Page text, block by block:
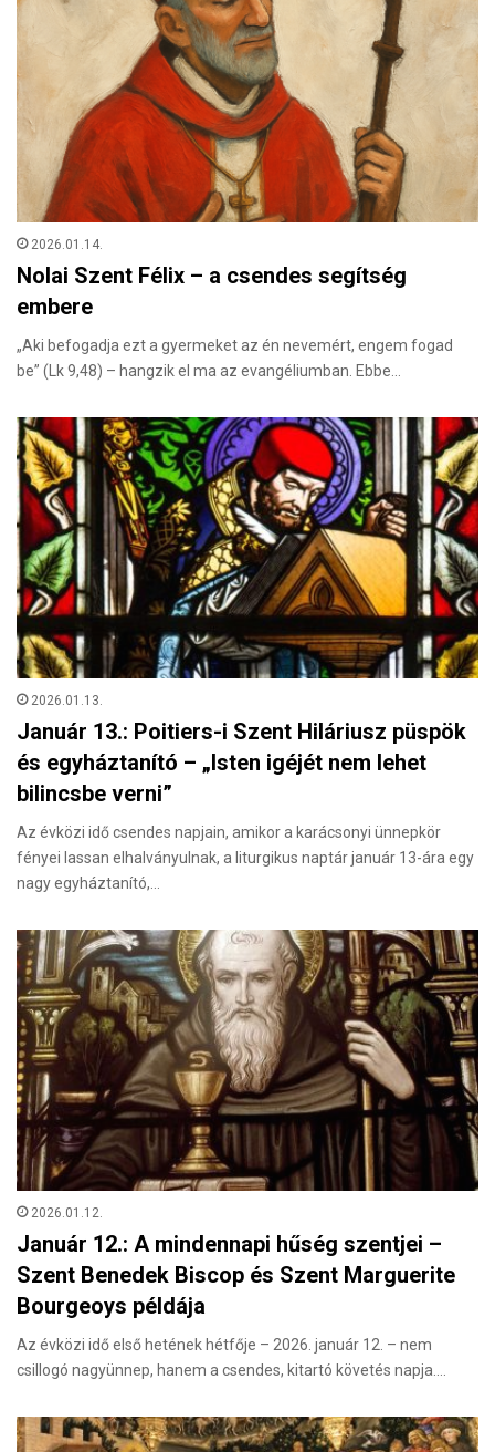
2026.01.14.
Nolai Szent Félix – a csendes segítség
embere
„Aki befogadja ezt a gyermeket az én nevemért, engem fogad
be” (Lk 9,48) – hangzik el ma az evangéliumban. Ebbe…
2026.01.13.
Január 13.: Poitiers-i Szent Hiláriusz püspök
és egyháztanító – „Isten igéjét nem lehet
bilincsbe verni”
Az évközi idő csendes napjain, amikor a karácsonyi ünnepkör
fényei lassan elhalványulnak, a liturgikus naptár január 13-ára egy
nagy egyháztanító,…
2026.01.12.
Január 12.: A mindennapi hűség szentjei –
Szent Benedek Biscop és Szent Marguerite
Bourgeoys példája
Az évközi idő első hetének hétfője – 2026. január 12. – nem
csillogó nagyünnep, hanem a csendes, kitartó követés napja.…